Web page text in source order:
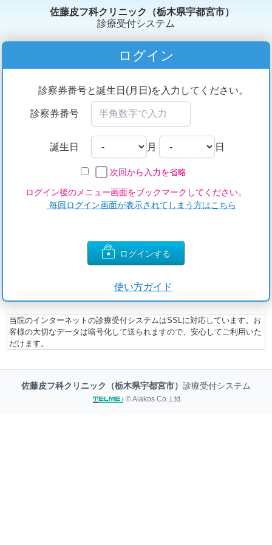
佐藤皮フ科クリニック（栃木県宇都宮市）
診療受付システム
ログイン
診察券番号と誕生日(月日)を入力してください。
診察券番号
誕生日 月 日
次回から入力を省略
ログイン後のメニュー画面をブックマークしてください。
毎回ログイン画面が表示されてしまう方はこちら
ログインする
使い方ガイド
当院のインターネットの診療受付システムはSSLに対応しています。お
客様の大切なデータは暗号化して送られますので、安心してご利用いた
だけます。
佐藤皮フ科クリニック（栃木県宇都宮市） 診療受付システム
© Aiakos Co.,Ltd.